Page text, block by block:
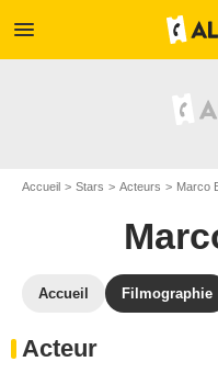
menu
Accueil Stars Acteurs Marco
Accueil Filmographie
Acteur